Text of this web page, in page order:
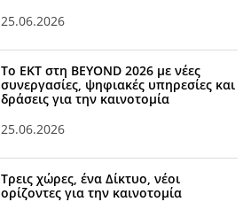
25.06.2026
Το ΕΚΤ στη BEYOND 2026 με νέες
συνεργασίες, ψηφιακές υπηρεσίες και
δράσεις για την καινοτομία
25.06.2026
Τρεις χώρες, ένα Δίκτυο, νέοι
ορίζοντες για την καινοτομία